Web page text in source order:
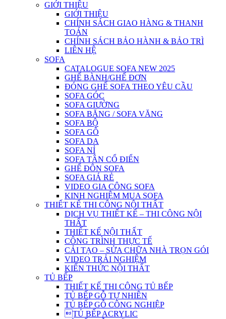
GIỚI THIỆU
GIỚI THIỆU
CHÍNH SÁCH GIAO HÀNG & THANH
TOÁN
CHÍNH SÁCH BẢO HÀNH & BẢO TRÌ
LIÊN HỆ
SOFA
CATALOGUE SOFA NEW 2025
GHẾ BÀNH/GHẾ ĐƠN
ĐÓNG GHẾ SOFA THEO YÊU CẦU
SOFA GÓC
SOFA GIƯỜNG
SOFA BĂNG / SOFA VĂNG
SOFA BỘ
SOFA GỖ
SOFA DA
SOFA NỈ
SOFA TÂN CỔ ĐIỂN
GHẾ ĐÔN SOFA
SOFA GIÁ RẺ
VIDEO GIA CÔNG SOFA
KINH NGHIỆM MUA SOFA
THIẾT KẾ THI CÔNG NỘI THẤT
DỊCH VỤ THIẾT KẾ – THI CÔNG NỘI
THẤT
THIẾT KẾ NỘI THẤT
CÔNG TRÌNH THỰC TẾ
CẢI TẠO – SỬA CHỮA NHÀ TRỌN GÓI
VIDEO TRẢI NGHIỆM
KIẾN THỨC NỘI THẤT
TỦ BẾP
THIẾT KẾ THI CÔNG TỦ BẾP
TỦ BẾP GỖ TỰ NHIÊN
TỦ BẾP GỖ CÔNG NGHIỆP
TỦ BẾP ACRYLIC